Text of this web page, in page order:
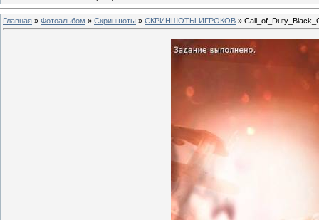
Главная » Фотоальбом » Скриншоты » СКРИНШОТЫ ИГРОКОВ »